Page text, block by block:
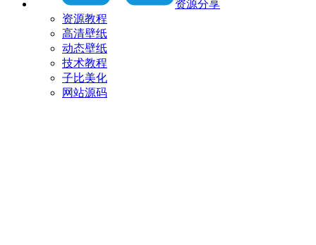
资源分享
资源教程
高清壁纸
动态壁纸
技术教程
子比美化
网站源码